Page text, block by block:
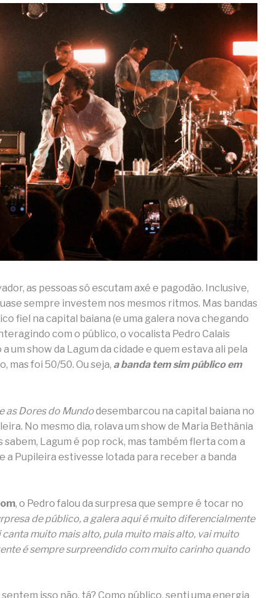
as pessoas só escutam axé e pagodão. Inclusive,
sempre investem nos mesmos ritmos. Mas bandas
fiel na capital baiana (e uma galera nova chegando
com o público, o vocalista Pedro Calais
um show da Lagum da cidade e quem estava ali pela
mas foi 50/50. Ou seja, a banda tem sim público em
as Dores do Mundodesembarcou na capital baiana no
No mesmo dia, rolava um show de Maria Bethânia
sabem, Lagum é pop rock, mas também flerta com a
a Pupileira estivesse lotada para receber a banda
, o Pedro falou da surpresa que sempre é tocar no
de público, a galera aqui é muito diferencialmente
muito mais alto, pula muito mais alto, vai muito
é sempre surpreendido com muito carinho quando
sentem isso não, tá? Como público, senti uma energia